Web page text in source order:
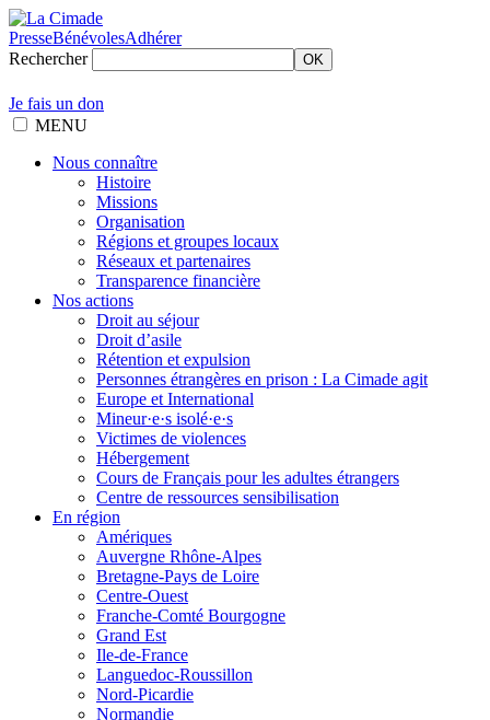
PresseBénévolesAdhérer
Rechercher
OK
Je fais un don
MENU
Nous connaître
Histoire
Missions
Organisation
Régions et groupes locaux
Réseaux et partenaires
Transparence financière
Nos actions
Droit au séjour
Droit d’asile
Rétention et expulsion
Personnes étrangères en prison : La Cimade agit
Europe et International
Mineur·e·s isolé·e·s
Victimes de violences
Hébergement
Cours de Français pour les adultes étrangers
Centre de ressources sensibilisation
En région
Amériques
Auvergne Rhône-Alpes
Bretagne-Pays de Loire
Centre-Ouest
Franche-Comté Bourgogne
Grand Est
Ile-de-France
Languedoc-Roussillon
Nord-Picardie
Normandie